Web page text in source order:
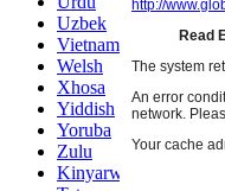
Uzbek
Vietnamese
Welsh
Xhosa
Yiddish
Yoruba
Zulu
Kinyarwanda